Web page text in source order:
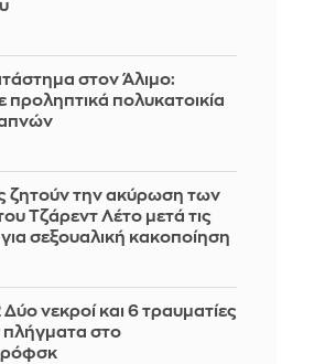
στον Άλιμο:
προληπτικά πολυκατοικία
ζητούν την ακύρωση των
Τζάρεντ Λέτο μετά τις
σεξουαλική κακοποίηση
νεκροί και 6 τραυματίες
στο